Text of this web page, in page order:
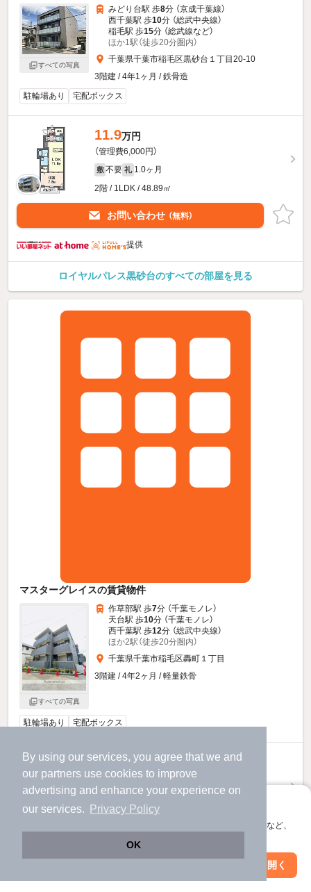
By using our services, you agree that we and
our partners use cookies to improve
advertising and enhance your experience on
our services.
Privacy Policy
OK
アプリに切り替えて、サクサクお部屋探し
会員登録なしですぐ使える。マップ検索やお気に入り保存など、
アプリを開く
すべての写真
みどり台駅 歩8分 （京成千葉線）
西千葉駅 歩10分 （総武中央線）
稲毛駅 歩15分 （総武線など）
ほか1駅（徒歩20分圏内）
千葉県千葉市稲毛区黒砂台１丁目20-10
3階建 / 4年1ヶ月 / 鉄骨造
駐輪場あり
宅配ボックス
11.9万円
（管理費6,000円）
敷 不要 礼 1.0ヶ月
2階 / 1LDK / 48.89㎡
お問い合わせ （無料）
提供
ロイヤルパレス黒砂台のすべての部屋を見る
マスターグレイスの賃貸物件
すべての写真
作草部駅 歩7分 （千葉モノレ）
天台駅 歩10分 （千葉モノレ）
西千葉駅 歩12分 （総武中央線）
ほか2駅（徒歩20分圏内）
千葉県千葉市稲毛区轟町１丁目
3階建 / 4年2ヶ月 / 軽量鉄骨
駐輪場あり 宅配ボックス
8.8万円
（管理費5,000円）
敷 1.0ヶ月 礼 2.0ヶ月
3階 / 1LDK / 36.75㎡
お問い合わせ
絞り込み条件を変更